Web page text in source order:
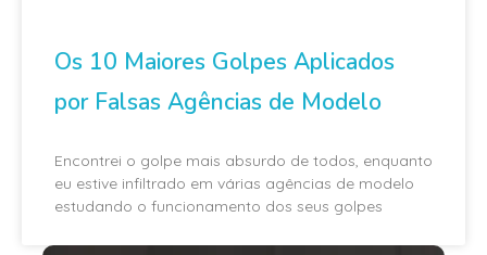
Os 10 Maiores Golpes Aplicados
por Falsas Agências de Modelo
Encontrei o golpe mais absurdo de todos, enquanto
eu estive infiltrado em várias agências de modelo
estudando o funcionamento dos seus golpes